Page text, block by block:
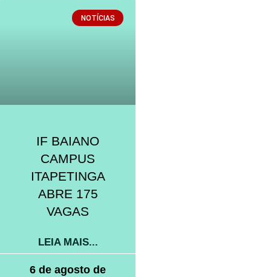
NOTÍCIAS
IF BAIANO
CAMPUS
ITAPETINGA
ABRE 175
VAGAS
LEIA MAIS...
6 de agosto de